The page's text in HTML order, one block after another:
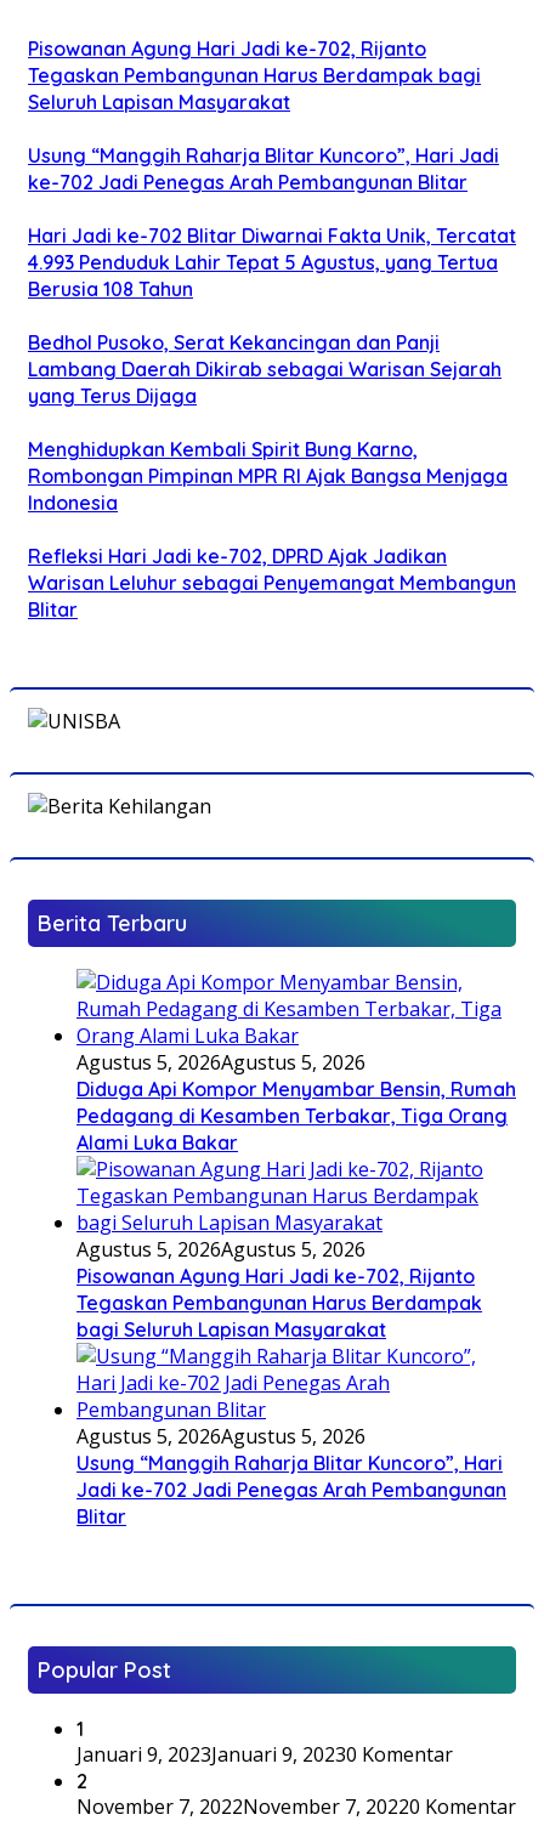
Pisowanan Agung Hari Jadi ke-702, Rijanto
Tegaskan Pembangunan Harus Berdampak bagi
Seluruh Lapisan Masyarakat
Usung “Manggih Raharja Blitar Kuncoro”, Hari Jadi
ke-702 Jadi Penegas Arah Pembangunan Blitar
Hari Jadi ke-702 Blitar Diwarnai Fakta Unik, Tercatat
4.993 Penduduk Lahir Tepat 5 Agustus, yang Tertua
Berusia 108 Tahun
Bedhol Pusoko, Serat Kekancingan dan Panji
Lambang Daerah Dikirab sebagai Warisan Sejarah
yang Terus Dijaga
Menghidupkan Kembali Spirit Bung Karno,
Rombongan Pimpinan MPR RI Ajak Bangsa Menjaga
Indonesia
Refleksi Hari Jadi ke-702, DPRD Ajak Jadikan
Warisan Leluhur sebagai Penyemangat Membangun
Blitar
Berita Terbaru
Agustus 5, 2026Agustus 5, 2026
Diduga Api Kompor Menyambar Bensin, Rumah
Pedagang di Kesamben Terbakar, Tiga Orang
Alami Luka Bakar
Agustus 5, 2026Agustus 5, 2026
Pisowanan Agung Hari Jadi ke-702, Rijanto
Tegaskan Pembangunan Harus Berdampak
bagi Seluruh Lapisan Masyarakat
Agustus 5, 2026Agustus 5, 2026
Usung “Manggih Raharja Blitar Kuncoro”, Hari
Jadi ke-702 Jadi Penegas Arah Pembangunan
Blitar
Popular Post
1
Januari 9, 2023Januari 9, 20230 Komentar
2
November 7, 2022November 7, 20220 Komentar